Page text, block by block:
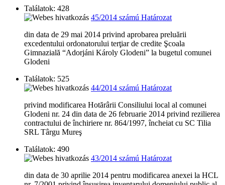
Találatok: 428
45/2014 számú Határozat
din data de 29 mai 2014 privind aprobarea preluării
excedentului ordonatorului terţiar de credite Şcoala
Gimnazială “Adorjáni Károly Glodeni” la bugetul comunei
Glodeni
Találatok: 525
44/2014 számú Határozat
privind modificarea Hotărârii Consiliului local al comunei
Glodeni nr. 24 din data de 26 februarie 2014 privind rezilierea
contractului de închiriere nr. 864/1997, încheiat cu SC Tilia
SRL Târgu Mureş
Találatok: 490
43/2014 számú Határozat
din data de 30 aprilie 2014 pentru modificarea anexei la HCL